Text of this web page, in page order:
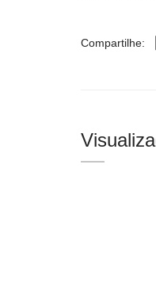
Compartilhe: